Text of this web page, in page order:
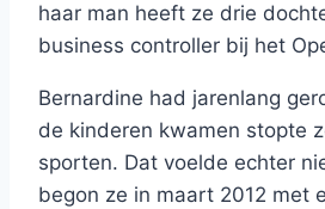
haar man heeft ze drie
business controller bij het
Bernardine had jarenlang
de kinderen kwamen stopte
sporten. Dat voelde echter
begon ze in maart 2012 met